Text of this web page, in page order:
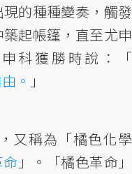
的種種變奏，觸發
起帳篷，直至尤申
科獲勝時說：「
。 」
又稱為「橘色化學
」。「橘色革命」